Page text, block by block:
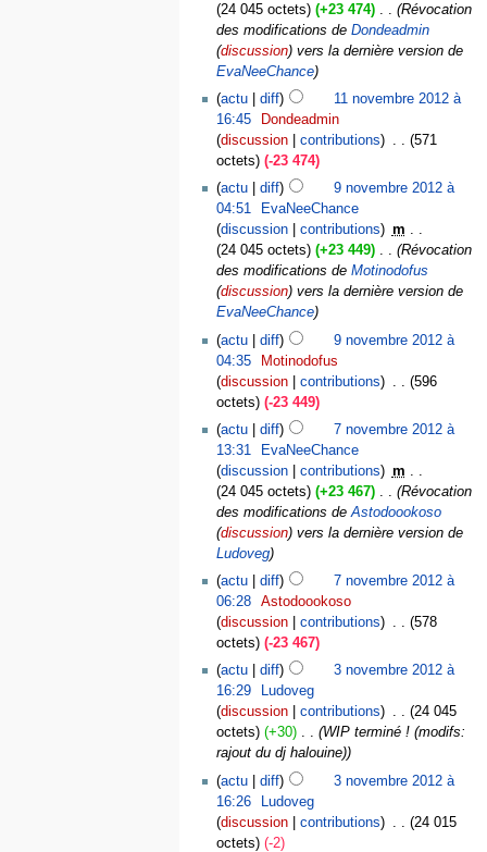
24 045 octets
+23 474
Révocation
des modifications deDondeadmin
(discussion) vers la dernière version de
EvaNeeChance
actu
diff
11 novembre 2012 à
16:45
Dondeadmin
discussion
contributions
571
octets
-23 474
actu
diff
9 novembre 2012 à
04:51
EvaNeeChance
discussion
contributions
m
24 045 octets
+23 449
Révocation
des modifications deMotinodofus
(discussion) vers la dernière version de
EvaNeeChance
actu
diff
9 novembre 2012 à
04:35
Motinodofus
discussion
contributions
596
octets
-23 449
actu
diff
7 novembre 2012 à
13:31
EvaNeeChance
discussion
contributions
m
24 045 octets
+23 467
Révocation
des modifications deAstodoookoso
(discussion) vers la dernière version de
Ludoveg
actu
diff
7 novembre 2012 à
06:28
Astodoookoso
discussion
contributions
578
octets
-23 467
actu
diff
3 novembre 2012 à
16:29
Ludoveg
discussion
contributions
24 045
octets
+30
WIP terminé ! (modifs:
rajout du dj halouine)
actu
diff
3 novembre 2012 à
16:26
Ludoveg
discussion
contributions
24 015
octets
-2